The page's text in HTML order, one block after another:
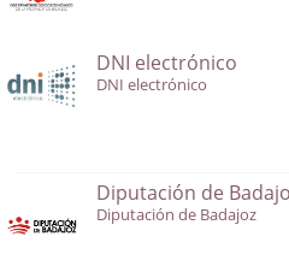
DNI electrónico
DNI electrónico
Diputación de
Diputación de Badajoz